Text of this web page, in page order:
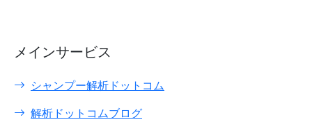
メインサービス
シャンプー解析ドットコム
解析ドットコムブログ